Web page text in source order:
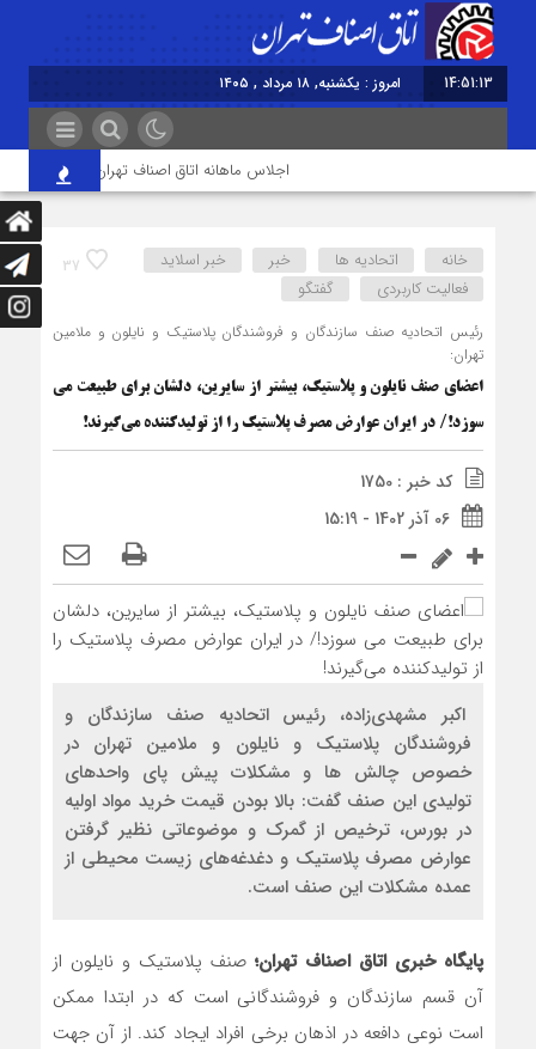
14:51:14 امروز : یکشنبه, ۱۸ مرداد , ۱۴۰۵
اجلاس ماهانه اتاق اصناف تهران برگزار شد
37 خانه اتحادیه ها خبر
خبر اسلايد
فعالیت کاربردی
گفتگو
رئیس اتحادیه صنف سازندگان و فروشندگان پلاستیک و نایلون و ملامین
تهران:
اعضای صنف نایلون و پلاستیک، بیشتر از سایرین، دل‎شان برای طبیعت می
سوزد!/ در ایران عوارض مصرف پلاستیک را از تولیدکننده می‌گیرند!
کد خبر : 1750
06 آذر 1402 - 15:19
اکبر مشهدی‌زاده، رئیس اتحادیه صنف سازندگان و
فروشندگان پلاستیک و نایلون و ملامین تهران در
خصوص چالش ها و مشکلات پیش پای واحدهای
تولیدی این صنف گفت: بالا بودن قیمت خرید مواد اولیه
در بورس، ترخیص از گمرک و موضوعاتی نظیر گرفتن
عوارض مصرف پلاستیک و دغدغه‌های زیست ‌محیطی از
عمده مشکلات این صنف است.
پایگاه خبری اتاق اصناف تهران؛ صنف پلاستیک و نایلون از
آن قسم سازندگان و فروشندگانی است که در ابتدا ممکن
است نوعی دافعه در اذهان برخی افراد ایجاد کند. از آن جهت